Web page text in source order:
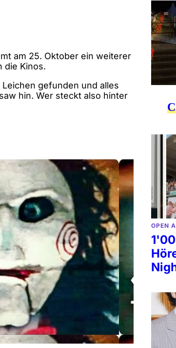
am 25. Oktober ein weiterer
die Kinos.
gefunden und alles
hin. Wer steckt also hinter
OPEN